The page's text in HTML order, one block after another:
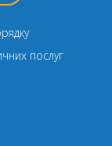
послуг